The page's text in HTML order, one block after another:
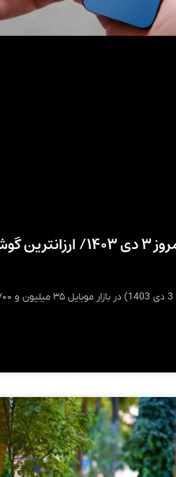
قیمت آیفون امروز ۳ دی ۱۴۰۳/